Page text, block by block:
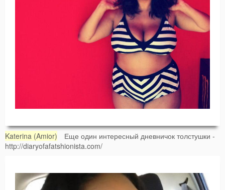
Katerina (Amior) Еще один интересный дневничок толстушки -
http://diaryofafatshionista.com/